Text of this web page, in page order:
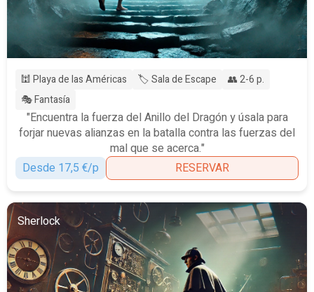
🕍 Playa de las Américas 🏷️ Sala de Escape
👥 2-6 p.
🎭 Fantasía
"Encuentra la fuerza del Anillo del Dragón y úsala para
forjar nuevas alianzas en la batalla contra las fuerzas del
mal que se acerca."
Desde 17,5 €/p
RESERVAR
Sherlock